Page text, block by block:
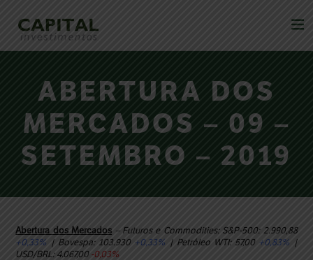
ABERTURA DOS
MERCADOS – 09 –
SETEMBRO – 2019
Abertura dos Mercados – Futuros e Commodities: S&P-500: 2.990,88
+0,33% | Bovespa: 103.930 +0,33% | Petróleo WTI: 57,00 +0,83% |
USD/BRL: 4.067,00 -0,03%